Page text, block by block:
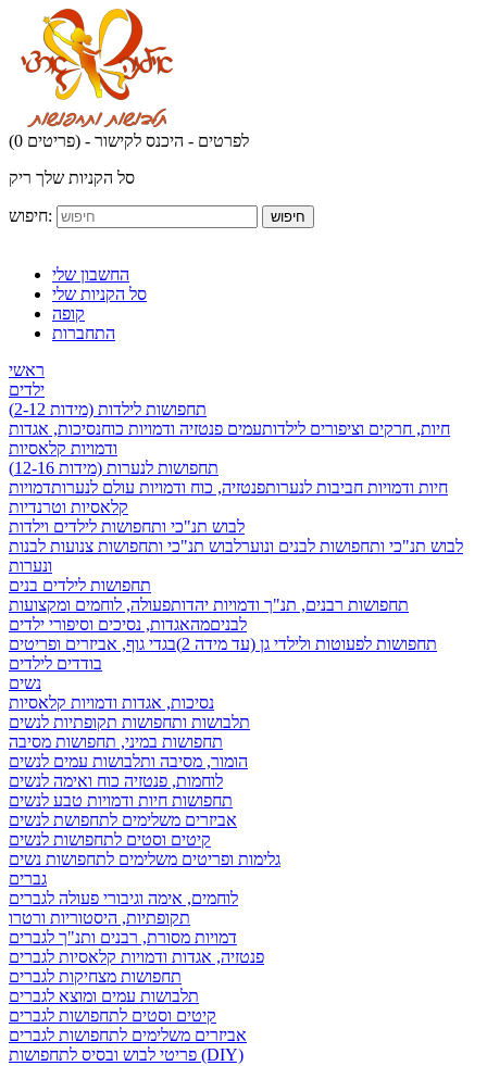
(0 פריטים) - לפרטים - היכנס לקישור
סל הקניות שלך ריק
חיפוש: חיפוש
החשבון שלי
סל הקניות שלי
קופה
התחברות
ראשי
ילדים
תחפושות לילדות (מידות 2-12)
חיות, חרקים וציפורים לילדותעמים פנטזיה ודמויות כוחנסיכות, אגדות
ודמויות קלאסיות
תחפושות לנערות (מידות 12-16)
חיות ודמויות חביבות לנערותפנטזיה, כוח ודמויות עולם לנערותדמויות
קלאסיות וטרנדיות
לבוש תנ"כי ותחפושות לילדים וילדות
לבוש תנ"כי ותחפושות לבנים ונוערלבוש תנ"כי ותחפושות צנועות לבנות
ונערות
תחפושות לילדים בנים
תחפושות רבנים, תנ"ך ודמויות יהדותפעולה, לוחמים ומקצועות
לבניםמהאגדות, נסיכים וסיפורי ילדים
תחפושות לפעוטות ולילדי גן (עד מידה 2)
בגדי גוף, אביזרים ופריטים
בודדים לילדים
נשים
נסיכות, אגדות ודמויות קלאסיות
תלבושות ותחפושות תקופתיות לנשים
תחפושות במיני, תחפושות מסיבה
הומור, מסיבה ותלבושות עמים לנשים
לוחמות, פנטזיה כוח ואימה לנשים
תחפושות חיות ודמויות טבע לנשים
אביזרים משלימים לתחפושת לנשים
קיטים וסטים לתחפושות לנשים
גלימות ופריטים משלימים לתחפושות נשים
גברים
לוחמים, אימה וגיבורי פעולה לגברים
תקופתיות, היסטוריות ורטרו
דמויות מסורת, רבנים ותנ"ך לגברים
פנטזיה, אגדות ודמויות קלאסיות לגברים
תחפושות מצחיקות לגברים
תלבושות עמים ומוצא לגברים
קיטים וסטים לתחפושות לגברים
אביזרים משלימים לתחפושות לגברים
פריטי לבוש ובסיס לתחפושות (DIY)